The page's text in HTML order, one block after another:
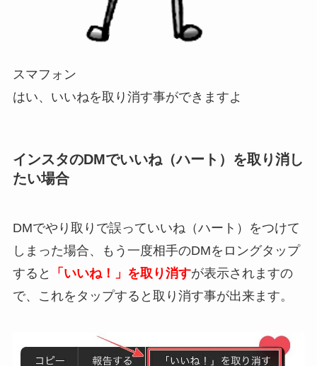
スマフォン
はい、いいねを取り消す事ができますよ
インスタのDMでいいね（ハート）を取り消し
たい場合
DMでやり取りで誤っていいね（ハート）をつけて
しまった場合、もう一度相手のDMをロングタップ
すると
「いいね！」を取り消すが表示されますの
で、これをタップすると取り消す事が出来ます。